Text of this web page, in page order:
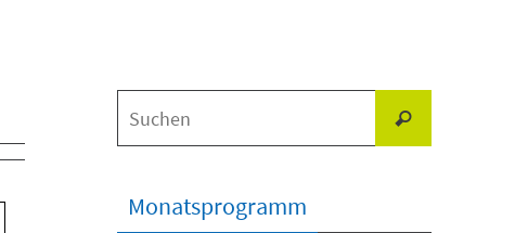
nach:
Suchen
Monatsprogramm